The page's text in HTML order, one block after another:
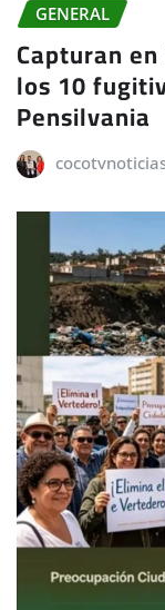
GENERAL
Capturan
los 10
Pensilvania